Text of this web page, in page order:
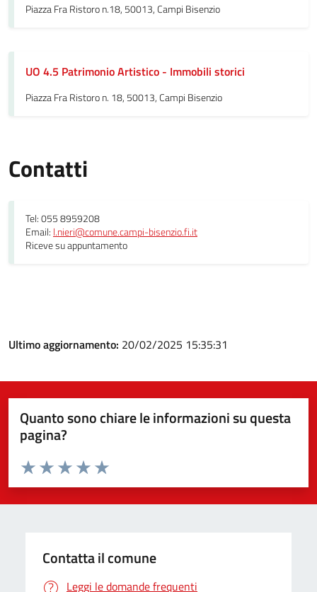
Piazza Fra Ristoro n.18, 50013, Campi Bisenzio
UO 4.5 Patrimonio Artistico - Immobili storici
Piazza Fra Ristoro n. 18, 50013, Campi Bisenzio
Contatti
Tel: 055 8959208
Email: l.nieri@comune.campi-bisenzio.fi.it
Riceve su appuntamento
Ultimo aggiornamento: 20/02/2025 15:35:31
Quanto sono chiare le informazioni su questa
pagina?
Valuta da 1 a 5 stelle la pagina
Valuta 5 stelle su 5
Valuta 4 stelle su 5
Valuta 3 stelle su 5
Valuta 2 stelle su 5
Valuta 1 stelle su 5
Contatta il comune
Leggi le domande frequenti